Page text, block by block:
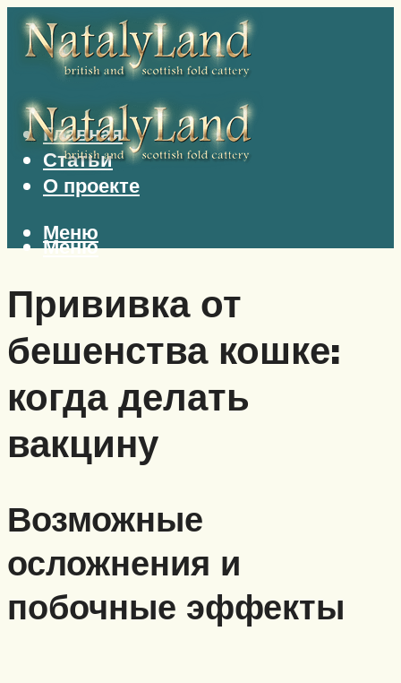
Главная
Статьи
О проекте
Меню
Меню
Прививка от
бешенства кошке:
когда делать
вакцину
Возможные
осложнения и
побочные эффекты